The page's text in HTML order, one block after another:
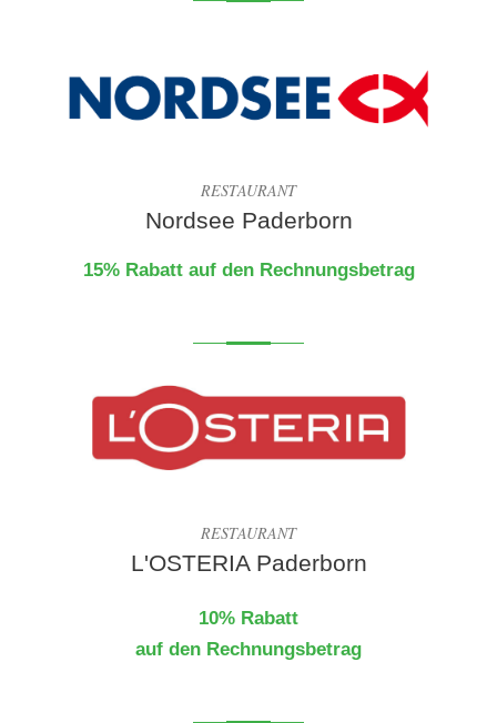
RESTAURANT
Nordsee Paderborn
15% Rabatt auf den Rechnungsbetrag
RESTAURANT
L'OSTERIA Paderborn
10% Rabatt
auf den Rechnungsbetrag